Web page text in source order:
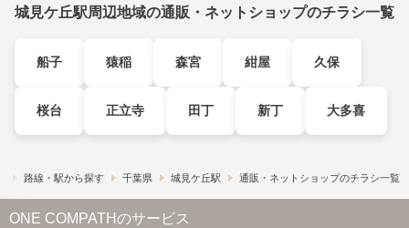
城見ケ丘駅周辺地域の通販・ネットショップのチラシ一覧
船子 猿稲 森宮 紺屋 久保
桜台 正立寺 田丁 新丁 大多喜
路線・駅から探す 千葉県 城見ケ丘駅 通販・ネットショップのチラシ一覧
ONE COMPATHのサービス